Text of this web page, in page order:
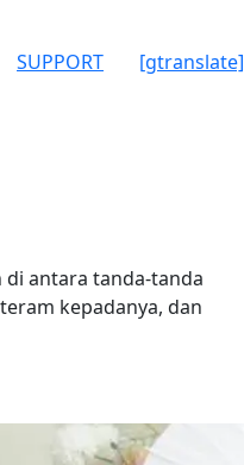
SUPPORT [gtranslate]
di antara tanda-tanda
kepadanya, dan